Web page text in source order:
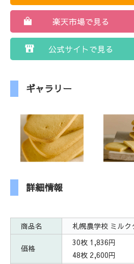
楽天市場で見る
公式サイトで見る
ギャラリー
詳細情報
商品名 札幌農学校 ミルク
価格
30枚 1,836円
48枚 2,600円